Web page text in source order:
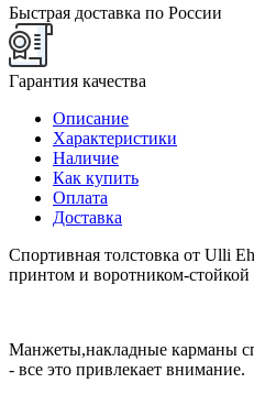
Быстрая доставка по России
Гарантия качества
Описание
Характеристики
Наличие
Как купить
Оплата
Доставка
Спортивная толстовка от Ulli
принтом и воротником-стойкой
Манжеты,накладные карманы
- все это привлекает внимание.